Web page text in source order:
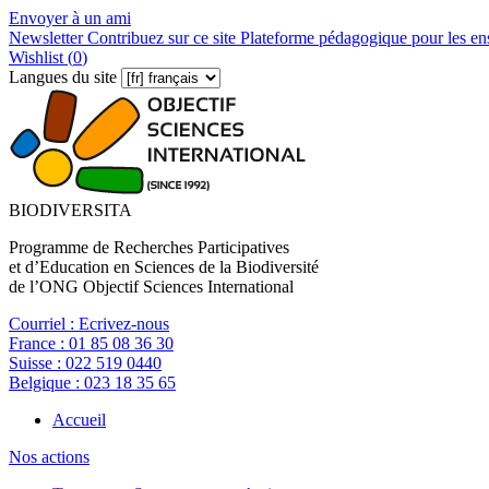
Envoyer à un ami
NewsletterContribuez sur ce site Plateforme pédagogique pour les
Wishlist (0)
Langues du site
BIODIVERSITA
Programme de Recherches Participatives
et d’Education en Sciences de la Biodiversité
de l’ONG Objectif Sciences International
Courriel : Ecrivez-nous
France : 01 85 08 36 30
Suisse : 022 519 0440
Belgique : 023 18 35 65
Accueil
Nos actions